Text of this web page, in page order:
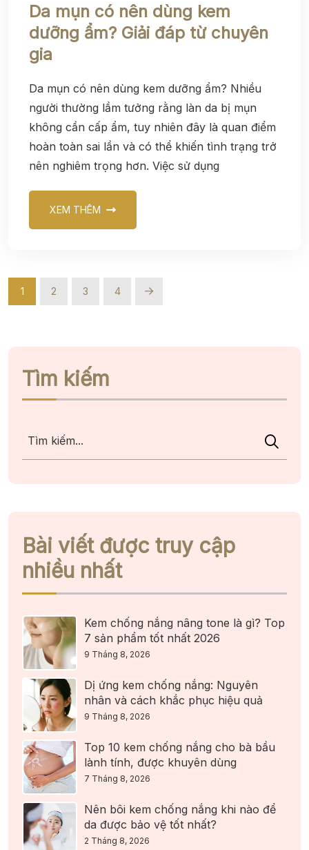
Da mụn có nên dùng kem
dưỡng ẩm? Giải đáp từ chuyên
gia
Da mụn có nên dùng kem dưỡng ẩm? Nhiều
người thường lầm tưởng rằng làn da bị mụn
không cần cấp ẩm, tuy nhiên đây là quan điểm
hoàn toàn sai lần và có thể khiến tình trạng trở
nên nghiêm trọng hơn. Việc sử dụng
XEM THÊM
1 2 3 4
Tìm kiếm
Bài viết được truy cập
nhiều nhất
Kem chống nắng nâng tone là gì? Top
7 sản phẩm tốt nhất 2026
9 Tháng 8, 2026
Dị ứng kem chống nắng: Nguyên
nhân và cách khắc phục hiệu quả
9 Tháng 8, 2026
Top 10 kem chống nắng cho bà bầu
lành tính, được khuyên dùng
7 Tháng 8, 2026
Nên bôi kem chống nắng khi nào để
da được bảo vệ tốt nhất?
2 Tháng 8, 2026